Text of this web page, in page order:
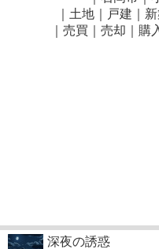
｜土地｜戸建｜
｜売買｜売却｜購
深夜の誘惑